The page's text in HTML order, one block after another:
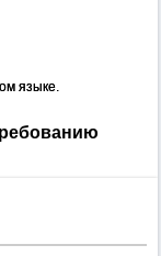
языке.